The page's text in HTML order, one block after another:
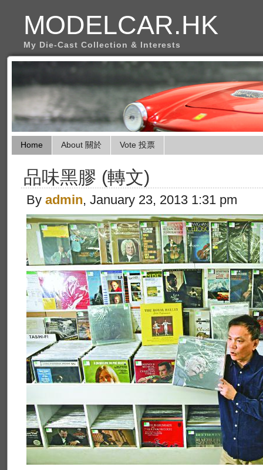
MODELCAR.HK
My Die-Cast Collection & Interests
Home About 關於 Vote 投票
品味黑膠 (轉文)
By admin, January 23, 2013 1:31 pm